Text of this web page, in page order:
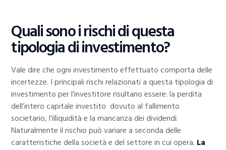
Quali sono i rischi di questa
tipologia di investimento?
Vale dire che ogni investimento effettuato comporta delle
incertezze. I principali rischi relazionati a questa tipologia di
investimento per l’investitore risultano essere: la perdita
dell’intero capitale investito dovuto al fallimento
societario, l’illiquidità e la mancanza dei dividendi.
Naturalmente il rischio può variare a seconda delle
caratteristiche della società e del settore in cui opera. La